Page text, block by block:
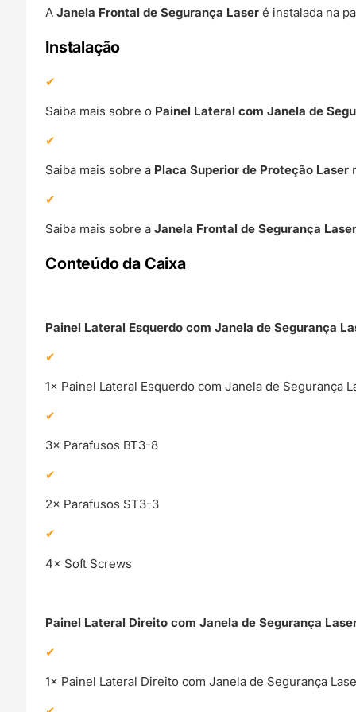
AJanela Frontal de Segurança Laser é instalada na
Instalação
Saiba mais sobre o Painel Lateral com Janela de
Saiba mais sobre a Placa Superior de Proteção Laser
Saiba mais sobre aJanela Frontal de Segurança
Conteúdo da Caixa
Painel Lateral Esquerdo com Janela de Segurança
1× Painel Lateral Esquerdo com Janela de Segurança
3× Parafusos BT3-8
2× Parafusos ST3-3
4× Soft Screws
Painel Lateral Direito com Janela de Segurança
1× Painel Lateral Direito com Janela de Segurança